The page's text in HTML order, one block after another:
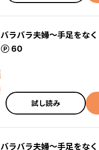
バラバラ夫婦～手足をな
60
試し読み
バラバラ夫婦～手足をな